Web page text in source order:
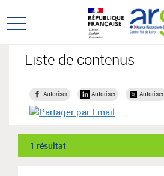
au
menu
au
contenu
Ouvrir
menu
principal
Liste de contenus
Autoriser Autoriser Autoriser
1 résultat